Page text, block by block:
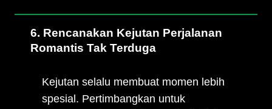
6. Rencanakan Kejutan Perjalanan
Romantis Tak Terduga
Kejutan selalu membuat momen lebih
spesial. Pertimbangkan untuk